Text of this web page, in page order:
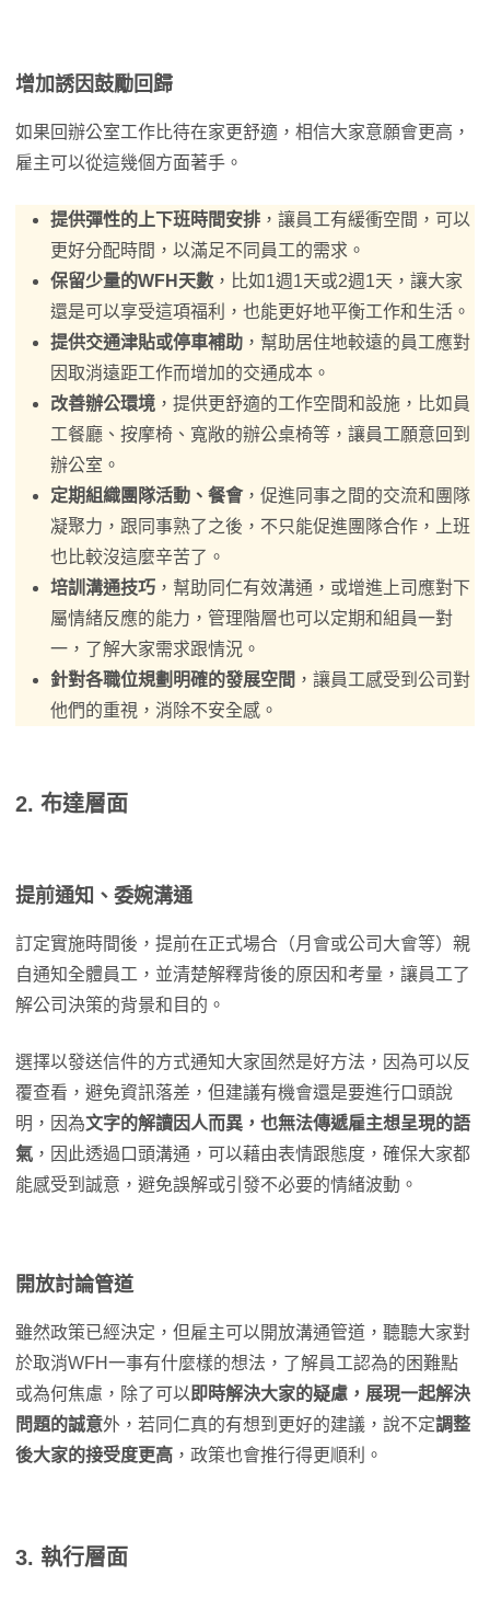
增加誘因鼓勵回歸
如果回辦公室工作比待在家更舒適，相信大家意願會更高，
雇主可以從這幾個方面著手。
提供彈性的上下班時間安排 ，讓員工有緩衝空間，可以
更好分配時間，以滿足不同員工的需求。
保留少量的WFH天數 ，比如1週1天或2週1天，讓大家
還是可以享受這項福利，也能更好地平衡工作和生活。
提供交通津貼或停車補助 ，幫助居住地較遠的員工應對
因取消遠距工作而增加的交通成本。
改善辦公環境 ，提供更舒適的工作空間和設施，比如員
工餐廳、按摩椅、寬敞的辦公桌椅等，讓員工願意回到
辦公室。
定期組織團隊活動、餐會，促進同事之間的交流和團隊
凝聚力，跟同事熟了之後，不只能促進團隊合作，上班
也比較沒這麼辛苦了。
培訓溝通技巧 ，幫助同仁有效溝通，或增進上司應對下
屬情緒反應的能力，管理階層也可以定期和組員一對
一，了解大家需求跟情況。
針對各職位規劃明確的發展空間 ，讓員工感受到公司對
他們的重視，消除不安全感。
2. 布達層面
提前通知、委婉溝通
訂定實施時間後，提前在正式場合（月會或公司大會等）親
自通知全體員工，並清楚解釋背後的原因和考量，讓員工了
解公司決策的背景和目的。
選擇以發送信件的方式通知大家固然是好方法，因為可以反
覆查看，避免資訊落差，但建議有機會還是要進行口頭說
明，因為文字的解讀因人而異，也無法傳遞雇主想呈現的語
氣 ，因此透過口頭溝通，可以藉由表情跟態度，確保大家都
能感受到誠意，避免誤解或引發不必要的情緒波動。
開放討論管道
雖然政策已經決定，但雇主可以開放溝通管道，聽聽大家對
於取消WFH一事有什麼樣的想法，了解員工認為的困難點
或為何焦慮，除了可以 即時解決大家的疑慮，展現一起解決
問題的誠意外，若同仁真的有想到更好的建議，說不定調整
後大家的接受度更高 ，政策也會推行得更順利。
3. 執行層面